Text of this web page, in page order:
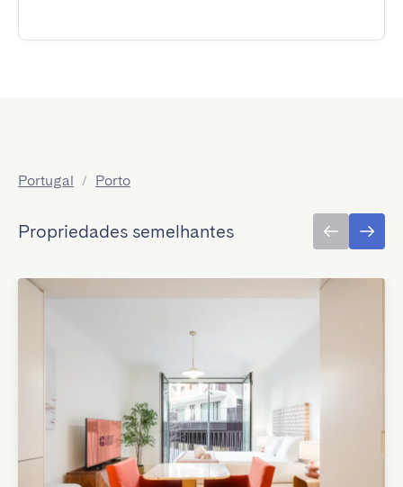
Portugal / Porto
Propriedades semelhantes